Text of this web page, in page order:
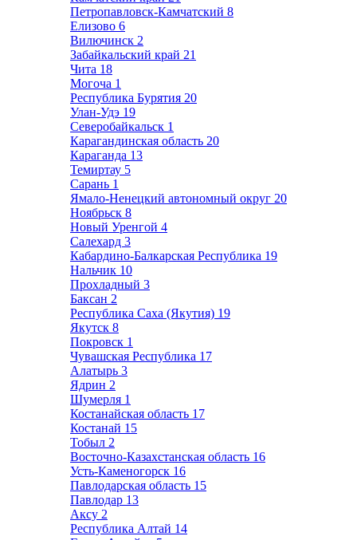
Петропавловск-Камчатский 8
Елизово 6
Вилючинск 2
Забайкальский край 21
Чита 18
Могоча 1
Республика Бурятия 20
Улан-Удэ 19
Северобайкальск 1
Карагандинская область 20
Караганда 13
Темиртау 5
Сарань 1
Ямало-Ненецкий автономный округ 20
Ноябрьск 8
Новый Уренгой 4
Салехард 3
Кабардино-Балкарская Республика 19
Нальчик 10
Прохладный 3
Баксан 2
Республика Саха (Якутия) 19
Якутск 8
Покровск 1
Чувашская Республика 17
Алатырь 3
Ядрин 2
Шумерля 1
Костанайская область 17
Костанай 15
Тобыл 2
Восточно-Казахстанская область 16
Усть-Каменогорск 16
Павлодарская область 15
Павлодар 13
Аксу 2
Республика Алтай 14